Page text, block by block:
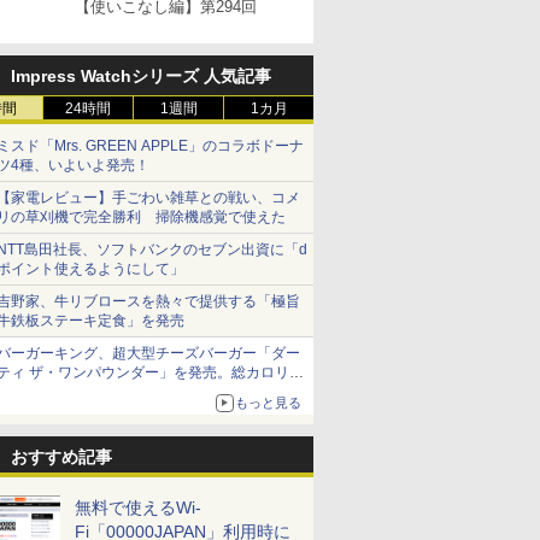
【使いこなし編】第294回
Impress Watchシリーズ 人気記事
24時間 1週間 1カ月
スド「Mrs. GREEN APPLE」のコラボドーナ
4種、いよいよ発売！
家電レビュー】手ごわい雑草との戦い、コメ
の草刈機で完全勝利 掃除機感覚で使えた
島田社長、ソフトバンクのセブン出資に「d
イント使えるようにして」
野家、牛リブロースを熱々で提供する「極旨
鉄板ステーキ定食」を発売
ーガーキング、超大型チーズバーガー「ダー
ィ ザ・ワンパウンダー」を発売。総カロリー
もっと見る
おすすめ記事
無料で使えるWi-
Fi「00000JAPAN」利用時に